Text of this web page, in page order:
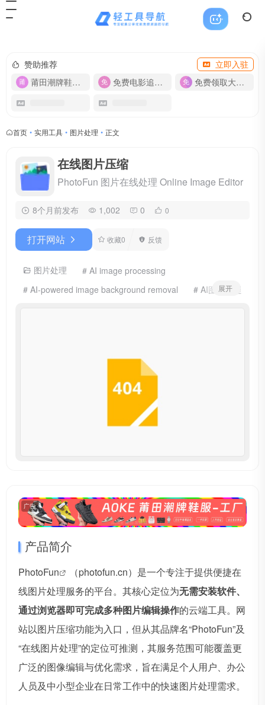
赞助推荐
立即入驻
莆田潮牌鞋服-货源
免费电影追剧APP 免费领取大流量卡【500G】
首页 • 实用工具 • 图片处理 • 正文
在线图片压缩
PhotoFun 图片在线处理 Online Image Editor
8个月前发布 1,002 0 0
打开网站 收藏0 反馈
图片处理
# AI image processing
# AI-powered image background removal
# AI图片处理
展开
广告
产品简介
PhotoFun
（photofun.cn）是一个专注于提供便捷在
线图片处理服务的平台。其核心定位为无需安装软件、
通过浏览器即可完成多种图片编辑操作的云端工具。网
站以图片压缩功能为入口，但从其品牌名“PhotoFun”及
“在线图片处理”的定位可推测，其服务范围可能覆盖更
广泛的图像编辑与优化需求，旨在满足个人用户、办公
人员及中小型企业在日常工作中的快速图片处理需求。